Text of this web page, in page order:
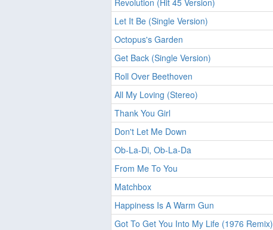
Let It Be (Single Version)
Octopus's Garden
Get Back (Single Version)
Roll Over Beethoven
All My Loving (Stereo)
Thank You Girl
Don't Let Me Down
Ob-La-Di, Ob-La-Da
From Me To You
Matchbox
Happiness Is A Warm Gun
Got To Get You Into My Life (1976 Remix)